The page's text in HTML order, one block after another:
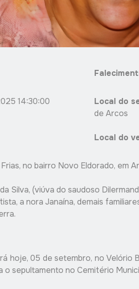
14:30:00 Local do
de Arcos
Local do
no bairro Novo Eldorado, em
Silva, (viúva do saudoso
a nora Janaína, demais
hoje, 05 de setembro, no Velório
o sepultamento no Cemitério